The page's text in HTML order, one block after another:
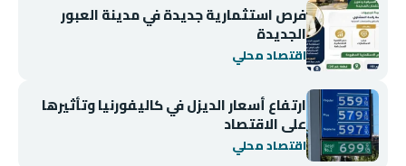
فرص استثمارية جديدة في مدينة العبور
الجديدة
اقتصاد محلي
ارتفاع أسعار الديزل في كاليفورنيا وتأثيرها
على الاقتصاد
اقتصاد محلي